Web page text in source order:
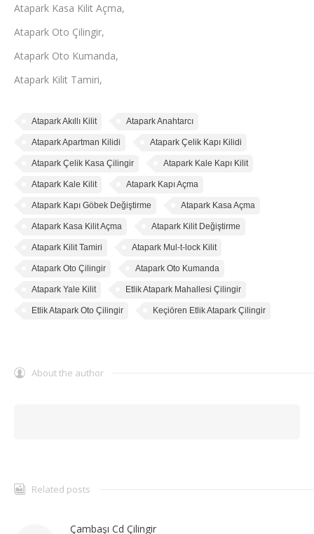
Atapark Kasa Kilit Açma,
Atapark Oto Çilingir,
Atapark Oto Kumanda,
Atapark Kilit Tamiri,
Atapark Akıllı Kilit Atapark Anahtarcı
Atapark Apartman Kilidi Atapark Çelik Kapı Kilidi
Atapark Çelik Kasa Çilingir Atapark Kale Kapı Kilit
Atapark Kale Kilit Atapark Kapı Açma
Atapark Kapı Göbek Değiştirme Atapark Kasa Açma
Atapark Kasa Kilit Açma Atapark Kilit Değiştirme
Atapark Kilit Tamiri Atapark Mul-t-lock Kilit
Atapark Oto Çilingir Atapark Oto Kumanda
Atapark Yale Kilit Etlik Atapark Mahallesi Çilingir
Etlik Atapark Oto Çilingir Keçiören Etlik Atapark Çilingir
About the author
Related posts
Çambaşı Cd Çilingir